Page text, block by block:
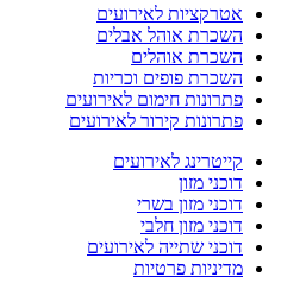
אטרקציות לאירועים
השכרת אוהל אבלים
השכרת אוהלים
השכרת פופים וכריות
פתרונות חימום לאירועים
פתרונות קירור לאירועים
קייטרינג לאירועים
דוכני מזון
דוכני מזון בשרי
דוכני מזון חלבי
דוכני שתייה לאירועים
מדיניות פרטיות